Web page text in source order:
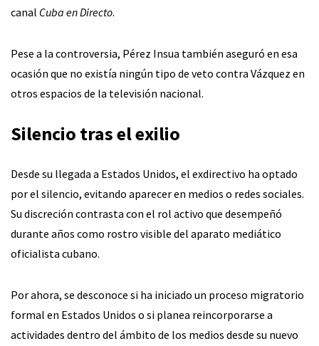
canal Cuba en Directo.
Pese a la controversia, Pérez Insua también aseguró en esa
ocasión que no existía ningún tipo de veto contra Vázquez en
otros espacios de la televisión nacional.
Silencio tras el exilio
Desde su llegada a Estados Unidos, el exdirectivo ha optado
por el silencio, evitando aparecer en medios o redes sociales.
Su discreción contrasta con el rol activo que desempeñó
durante años como rostro visible del aparato mediático
oficialista cubano.
Por ahora, se desconoce si ha iniciado un proceso migratorio
formal en Estados Unidos o si planea reincorporarse a
actividades dentro del ámbito de los medios desde su nuevo